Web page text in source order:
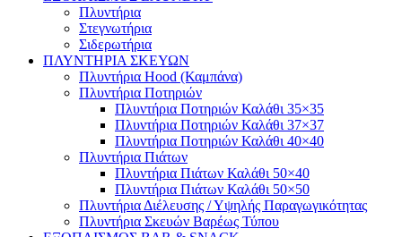
Πλυντήρια
Στεγνωτήρια
Σιδερωτήρια
ΠΛΥΝΤΗΡΙΑ ΣΚΕΥΩΝ
Πλυντήρια Hood (Καμπάνα)
Πλυντήρια Ποτηριών
Πλυντήρια Ποτηριών Καλάθι 35×35
Πλυντήρια Ποτηριών Καλάθι 37×37
Πλυντήρια Ποτηριών Καλάθι 40×40
Πλυντήρια Πιάτων
Πλυντήρια Πιάτων Καλάθι 50×40
Πλυντήρια Πιάτων Καλάθι 50×50
Πλυντήρια Διέλευσης / Υψηλής Παραγωγικότητας
Πλυντήρια Σκευών Βαρέως Τύπου